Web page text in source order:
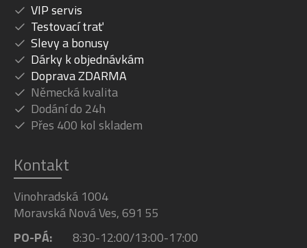
VIP servis
Testovací trať
Slevy a bonusy
Dárky k objednávkám
Doprava ZDARMA
Německá kvalita
Dodání do 24h
Přes 400 kol skladem
Kontakt
Vinohradská 1004
Moravská Nová Ves, 691 55
PO-PÁ:
8:30-12:00/13:00-17:00